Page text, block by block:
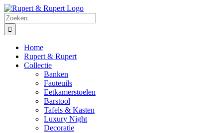
Ga
naar
inhoud
Zoeken
naar:
Home
Rupert & Rupert
Collectie
Banken
Fauteuils
Eetkamerstoelen
Barstool
Tafels & Kasten
Luxury Night
Decoratie